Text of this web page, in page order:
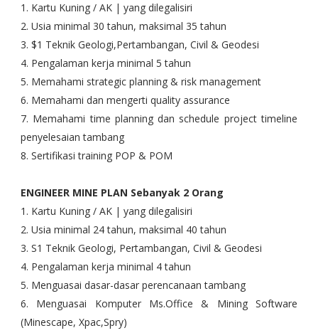
1. Kartu Kuning / AK | yang dilegalisiri
2. Usia minimal 30 tahun, maksimal 35 tahun
3. $1 Teknik Geologi,Pertambangan, Civil & Geodesi
4. Pengalaman kerja minimal 5 tahun
5. Memahami strategic planning & risk management
6. Memahami dan mengerti quality assurance
7. Memahami time planning dan schedule project timeline
penyelesaian tambang
8. Sertifikasi training POP & POM
ENGINEER MINE PLAN Sebanyak 2 Orang
1. Kartu Kuning / AK | yang dilegalisiri
2. Usia minimal 24 tahun, maksimal 40 tahun
3. S1 Teknik Geologi, Pertambangan, Civil & Geodesi
4. Pengalaman kerja minimal 4 tahun
5. Menguasai dasar-dasar perencanaan tambang
6. Menguasai Komputer Ms.Office & Mining Software
(Minescape, Xpac,Spry)